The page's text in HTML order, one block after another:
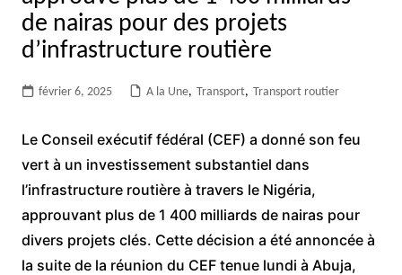
de nairas pour des projets
d’infrastructure routière
février 6, 2025 A la Une, Transport, Transport routier
Le Conseil exécutif fédéral (CEF) a donné son feu
vert à un investissement substantiel dans
l’infrastructure routière à travers le Nigéria,
approuvant plus de 1 400 milliards de nairas pour
divers projets clés. Cette décision a été annoncée à
la suite de la réunion du CEF tenue lundi à Abuja,